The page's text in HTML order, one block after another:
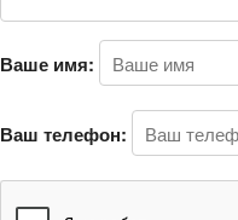
Ваше имя:
Ваш телефон: